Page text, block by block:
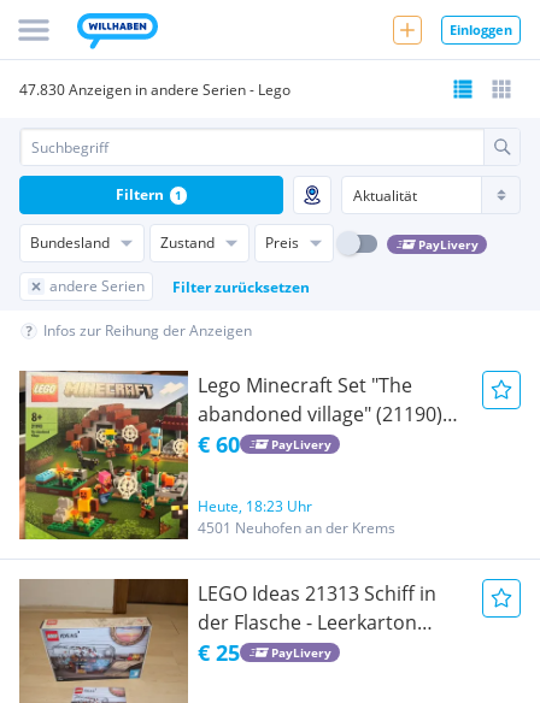
Einloggen
47.830 Anzeigen in andere Serien - Lego
Bundesland Zustand Preis PayLivery
andere Serien Filter zurücksetzen
Filtern 1
Infos zur Reihung der Anzeigen
Lego Minecraft Set "The
abandoned village" (21190)
8+
€ 60 PayLivery
Heute, 18:23 Uhr
4501 Neuhofen an der Krems
LEGO Ideas 21313 Schiff in
der Flasche - Leerkarton
(OVP) + Bauanleitung
€ 25 PayLivery